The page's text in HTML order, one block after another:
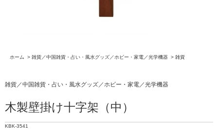
ホーム > 雑貨／中国雑貨・占い・風水グッズ／ホビー・家電／光学機器 > 雑貨
雑貨／中国雑貨・占い・風水グッズ／ホビー・家電／光学機器
木製壁掛け十字架（中）
KBK-3541